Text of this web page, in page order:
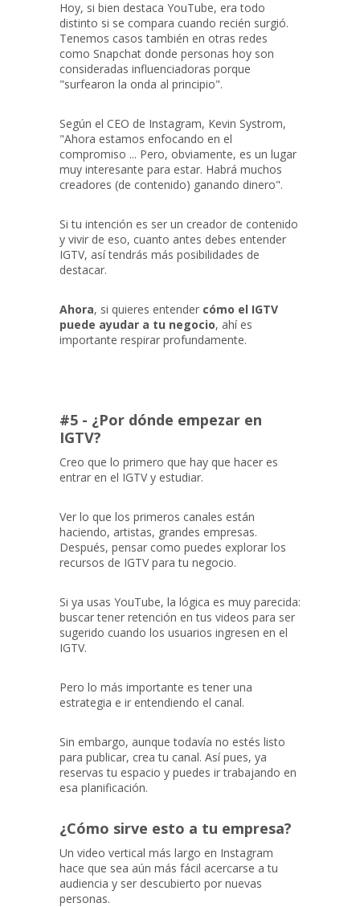
Hoy, si bien destaca YouTube, era todo
distinto si se compara cuando recién surgió.
Tenemos casos también en otras redes
como Snapchat donde personas hoy son
consideradas influenciadoras porque
"surfearon la onda al principio".
Según el CEO de Instagram, Kevin Systrom,
"Ahora estamos enfocando en el
compromiso ... Pero, obviamente, es un lugar
muy interesante para estar. Habrá muchos
creadores (de contenido) ganando dinero".
Si tu intención es ser un creador de contenido
y vivir de eso, cuanto antes debes entender
IGTV, así tendrás más posibilidades de
destacar.
Ahora, si quieres entender cómo el IGTV
puede ayudar a tu negocio, ahí es
importante respirar profundamente.
#5 - ¿Por dónde empezar en
IGTV?
Creo que lo primero que hay que hacer es
entrar en el IGTV y estudiar.
Ver lo que los primeros canales están
haciendo, artistas, grandes empresas.
Después, pensar como puedes explorar los
recursos de IGTV para tu negocio.
Si ya usas YouTube, la lógica es muy parecida:
buscar tener retención en tus videos para ser
sugerido cuando los usuarios ingresen en el
IGTV.
Pero lo más importante es tener una
estrategia e ir entendiendo el canal.
Sin embargo, aunque todavía no estés listo
para publicar, crea tu canal. Así pues, ya
reservas tu espacio y puedes ir trabajando en
esa planificación.
¿Cómo sirve esto a tu empresa?
Un video vertical más largo en Instagram
hace que sea aún más fácil acercarse a tu
audiencia y ser descubierto por nuevas
personas.